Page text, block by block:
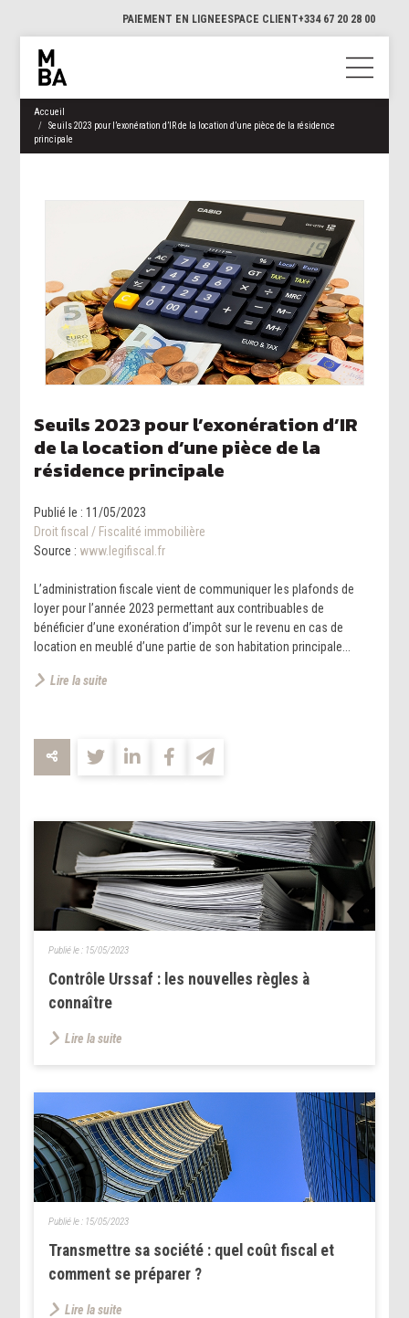
PAIEMENT EN LIGNEESPACE CLIENT+334 67 20 28 00
Accueil
Seuils 2023 pour l’exonération d’IR de la location d’une pièce de la résidence
principale
Seuils 2023 pour l’exonération d’IR
de la location d’une pièce de la
résidence principale
Publié le :11/05/2023
Droit fiscal / Fiscalité immobilière
Source : www.legifiscal.fr
L’administration fiscale vient de communiquer les plafonds de
loyer pour l’année 2023 permettant aux contribuables de
bénéficier d’une exonération d’impôt sur le revenu en cas de
location en meublé d’une partie de son habitation principale...
Lire la suite
Contrôle Urssaf : les nouvelles règles à
connaître
Publié le : 15/05/2023
Lire la suite
Transmettre sa société : quel coût fiscal et
comment se préparer ?
Publié le : 15/05/2023
Lire la suite